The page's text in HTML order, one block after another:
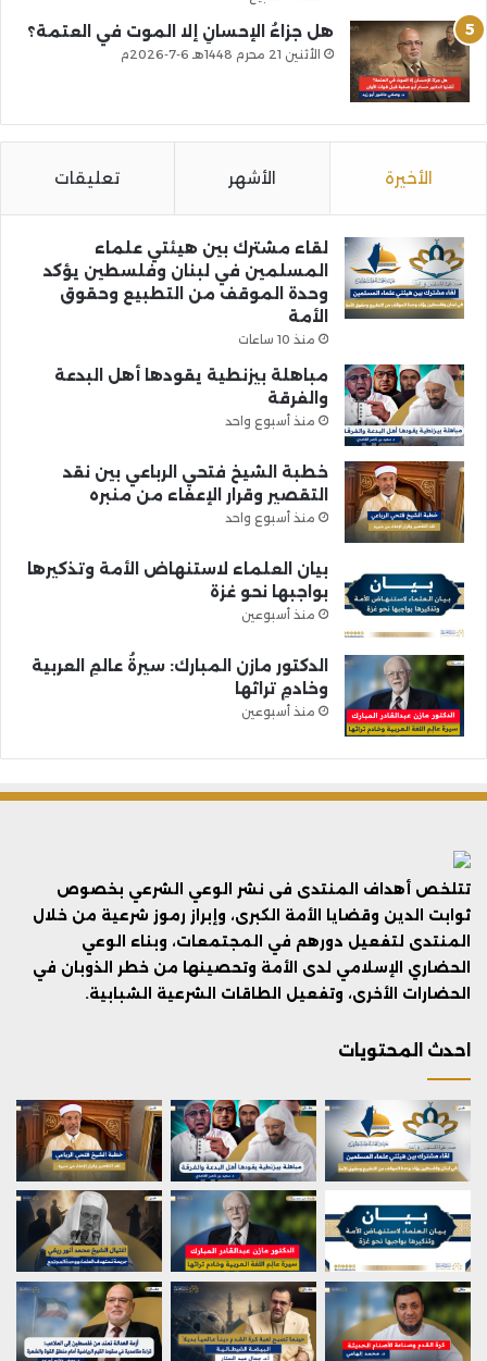
هل جزاءُ الإحسانِ إلا الموت في العتمة؟
الأثنين 21 محرم 1448هـ 6-7-2026م
الأخيرة الأشهر تعليقات
لقاء مشترك بين هيئتي علماء
المسلمين في لبنان وفلسطين يؤكد
وحدة الموقف من التطبيع وحقوق
الأمة
منذ 10 ساعات
مباهلة بيزنطية يقودها أهل البدعة
والفرقة
منذ أسبوع واحد
خطبة الشيخ فتحي الرباعي بين نقد
التقصير وقرار الإعفاء من منبره
منذ أسبوع واحد
بيان العلماء لاستنهاض الأمة وتذكيرها
بواجبها نحو غزة
منذ أسبوعين
الدكتور مازن المبارك: سيرةُ عالمِ العربية
وخادمِ تراثها
منذ أسبوعين
تتلخص أهداف المنتدى فى نشر الوعي الشرعي بخصوص
ثوابت الدين وقضايا الأمة الكبرى، وإبراز رموز شرعية من خلال
المنتدى لتفعيل دورهم في المجتمعات، وبناء الوعي
الحضاري الإسلامي لدى الأمة وتحصينها من خطر الذوبان في
الحضارات الأخرى، وتفعيل الطاقات الشرعية الشبابية.
احدث المحتويات